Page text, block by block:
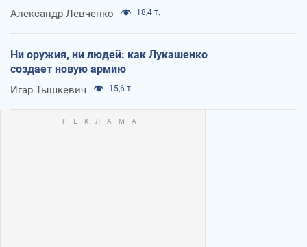
Александр Левченко 18,4 т.
Ни оружия, ни людей: как Лукашенко
создает новую армию
Игар Тышкевич 15,6 т.